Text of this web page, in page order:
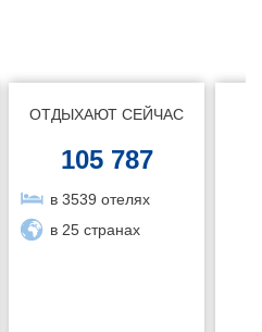
ОТДЫХАЮТ СЕЙЧАС
105 787
в 3539 отелях
в 25 странах